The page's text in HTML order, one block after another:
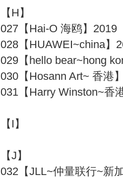
【H】
027【Hai-O 海鸥】2019
028【HUAWEI~china】
029【hello bear~hong
030【Hosann Art~ 香港
031【Harry Winston~香
【I】
【J】
032【JLL~仲量联行~新